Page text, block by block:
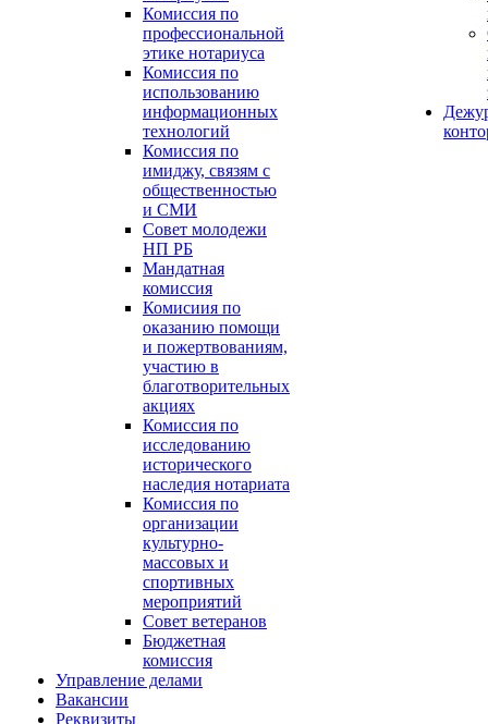
Комиссия по
профессиональной
этике нотариуса
Комиссия по
использованию
информационных
технологий
Комиссия по
имиджу, связям с
общественностью
и СМИ
Совет молодежи
НП РБ
Мандатная
комиссия
Комисиия по
оказанию помощи
и пожертвованиям,
участию в
благотворительных
акциях
Комиссия по
исследованию
исторического
наследия нотариата
Комиссия по
организации
культурно-
массовых и
спортивных
мероприятий
Совет ветеранов
Бюджетная
комиссия
Управление делами
Вакансии
Реквизиты